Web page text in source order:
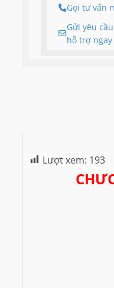
Gọi tư vấn
Gửi yêu cầu
hỗ trợ ngay
Lượt xem: 193